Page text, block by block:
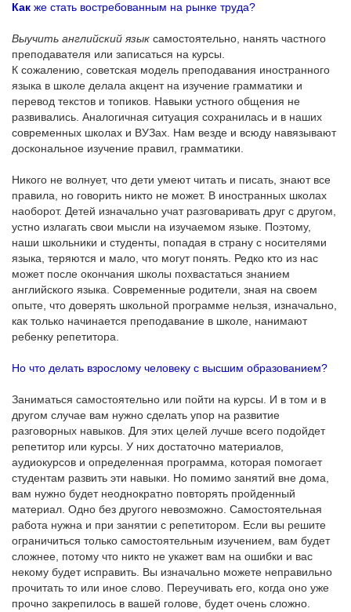
Как же стать востребованным на рынке труда?
Выучить английский язык самостоятельно, нанять частного
преподавателя или записаться на курсы.
К сожалению, советская модель преподавания иностранного
языка в школе делала акцент на изучение грамматики и
перевод текстов и топиков. Навыки устного общения не
развивались. Аналогичная ситуация сохранилась и в наших
современных школах и ВУЗах. Нам везде и всюду навязывают
доскональное изучение правил, грамматики.
Никого не волнует, что дети умеют читать и писать, знают все
правила, но говорить никто не может. В иностранных школах
наоборот. Детей изначально учат разговаривать друг с другом,
устно излагать свои мысли на изучаемом языке. Поэтому,
наши школьники и студенты, попадая в страну с носителями
языка, теряются и мало, что могут понять. Редко кто из нас
может после окончания школы похвастаться знанием
английского языка. Современные родители, зная на своем
опыте, что доверять школьной программе нельзя, изначально,
как только начинается преподавание в школе, нанимают
ребенку репетитора.
Но что делать взрослому человеку с высшим образованием?
Заниматься самостоятельно или пойти на курсы. И в том и в
другом случае вам нужно сделать упор на развитие
разговорных навыков. Для этих целей лучше всего подойдет
репетитор или курсы. У них достаточно материалов,
аудиокурсов и определенная программа, которая помогает
студентам развить эти навыки. Но помимо занятий вне дома,
вам нужно будет неоднократно повторять пройденный
материал. Одно без другого невозможно. Самостоятельная
работа нужна и при занятии с репетитором. Если вы решите
ограничиться только самостоятельным изучением, вам будет
сложнее, потому что никто не укажет вам на ошибки и вас
некому будет исправить. Вы изначально можете неправильно
прочитать то или иное слово. Переучивать его, когда оно уже
прочно закрепилось в вашей голове, будет очень сложно.